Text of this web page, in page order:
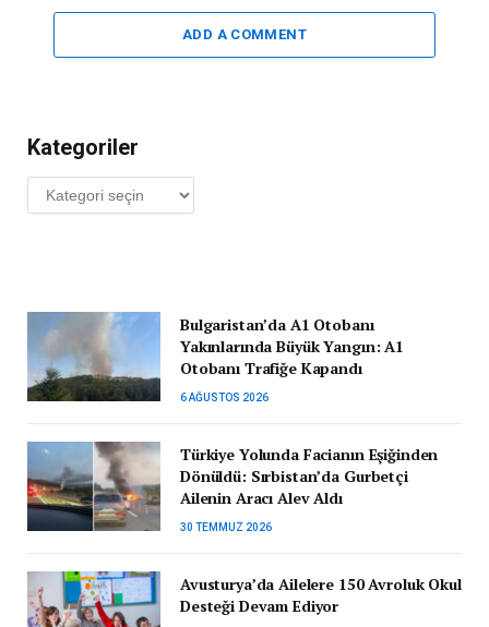
ADD A COMMENT
Kategoriler
Kategoriler
Bulgaristan’da A1 Otobanı
Yakınlarında Büyük Yangın: A1
Otobanı Trafiğe Kapandı
6 AĞUSTOS 2026
Türkiye Yolunda Facianın Eşiğinden
Dönüldü: Sırbistan’da Gurbetçi
Ailenin Aracı Alev Aldı
30 TEMMUZ 2026
Avusturya’da Ailelere 150 Avroluk Okul
Desteği Devam Ediyor